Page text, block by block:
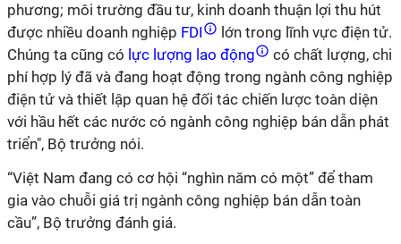
phương; môi trường đầu tư, kinh doanh thuận lợi thu hút
được nhiều doanh nghiệp FDI
lớn trong lĩnh vực điện tử.
Chúng ta cũng có lực lượng lao động
có chất lượng, chi
phí hợp lý đã và đang hoạt động trong ngành công nghiệp
điện tử và thiết lập quan hệ đối tác chiến lược toàn diện
với hầu hết các nước có ngành công nghiệp bán dẫn phát
triển", Bộ trưởng nói.
“Việt Nam đang có cơ hội “nghìn năm có một” để tham
gia vào chuỗi giá trị ngành công nghiệp bán dẫn toàn
cầu”, Bộ trưởng đánh giá.